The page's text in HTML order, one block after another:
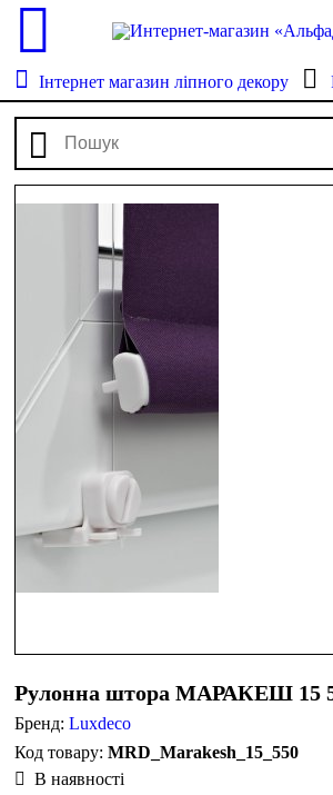
Інтернет магазин ліпного декору
Рулонна штора МАРАКЕШ 15
Бренд:Luxdeco
MRD_Marakesh_15_550
В наявності